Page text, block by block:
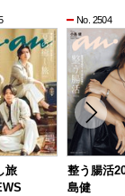
旅
No. 2504
整う腸活
島健